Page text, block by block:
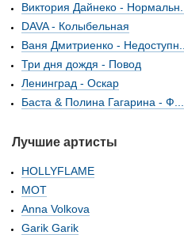
Виктория Дайнеко - Нормальн...
DAVA - Колыбельная
Ваня Дмитриенко - Недоступн...
Три дня дождя - Повод
Ленинград - Оскар
Баста & Полина Гагарина - Ф...
Лучшие артисты
HOLLYFLAME
МОТ
Anna Volkova
Garik Garik